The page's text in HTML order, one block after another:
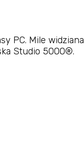
PC. Mile widziana
Studio 5000®.